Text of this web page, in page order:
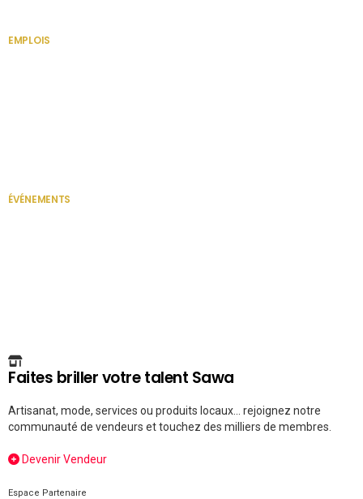
EMPLOIS
ÉVÉNEMENTS
Faites briller votre talent Sawa
Artisanat, mode, services ou produits locaux... rejoignez notre
communauté de vendeurs et touchez des milliers de membres.
Devenir Vendeur
Espace Partenaire